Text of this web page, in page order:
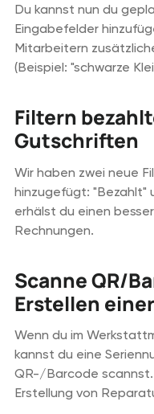
Du kannst nun du
Eingabefelder
Mitarbeitern
(Beispiel: "schwarze
Filtern
Gutschriften
Wir haben zwei neue
hinzugefügt: "Bezahlt"
erhälst du einen
Rechnungen.
Scanne QR/
Erstellen
Wenn du im
kannst du eine
QR-/Barcode
Erstellung von